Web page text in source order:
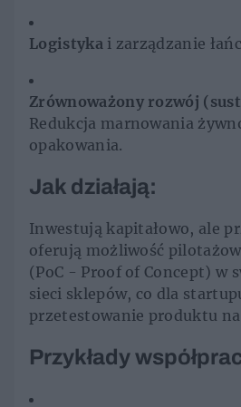
Logistykai zarządzanie
Zrównoważony rozwój
Redukcja marnowania
opakowania.
Jak działają:
Inwestują kapitałowo, ale
oferują możliwość
(PoC - Proof of Concept) w
sieci sklepów, co dla
przetestowanie produktu na
Przykłady